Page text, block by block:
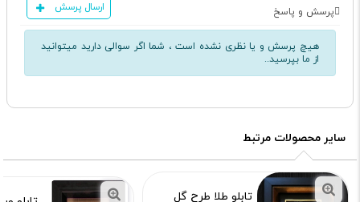
پرسش و پاسخ ارسال پرسش
هیچ پرسش و یا نظری نشده است ، شما اگر سوالی دارید میتوانید
از ما بپرسید..
سایر محصولات مرتبط
تابلو طلا طرح گل